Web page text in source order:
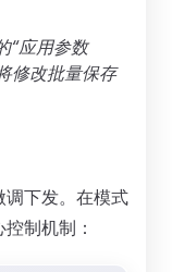
“应用参数
修改批量保存
调下发。在模式
制机制：